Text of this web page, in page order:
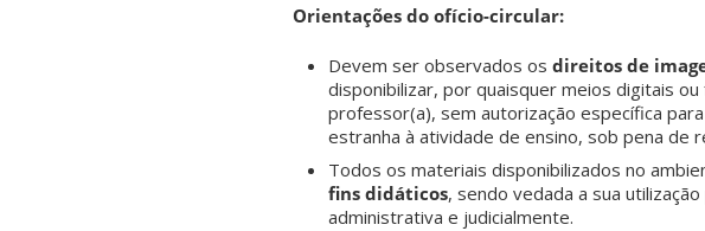
Orientações do ofício-circular:
Devem ser observados os direitos de
disponibilizar, por quaisquer meios digitais
professor(a), sem autorização específica
estranha à atividade de ensino, sob pena de
Todos os materiais disponibilizados no
fins didáticos, sendo vedada a sua
administrativa e judicialmente.